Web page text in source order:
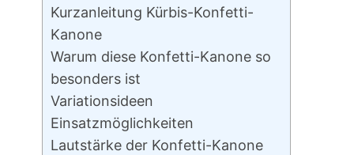
Kurzanleitung Kürbis-Konfetti-
Kanone
Warum diese Konfetti-Kanone so
besonders ist
Variationsideen
Einsatzmöglichkeiten
Lautstärke der Konfetti-Kanone